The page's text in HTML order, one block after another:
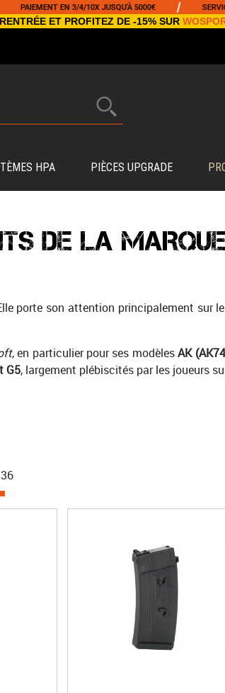
EN 3/4/10X JUSQU'À 5000€ / SERVICE CLIENT
ET PROFITEZ DE -15% SUR
HPA PIÈCES UPGRADE
DE LA MARQUE
porte son attention principalement sur le
, en particulier pour ses modèlesAK
G5, largement plébiscités par les joueurs
36